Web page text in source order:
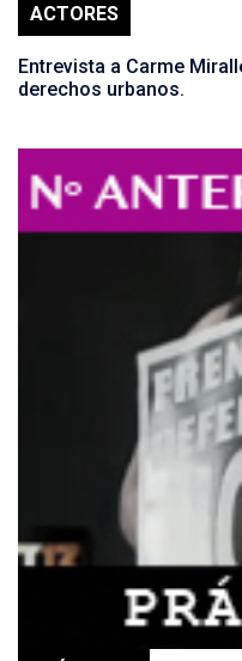
ACTORES
Entrevista a Carme
derechos urbanos.